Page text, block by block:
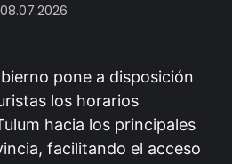
08.07.2026 -
pone a disposición
los horarios
hacia los principales
facilitando el acceso